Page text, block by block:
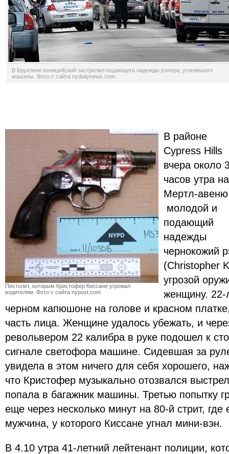
В Бруклине полицейский застрелил подающего надежды рэпера, угонявшего
машины. Фото с сайта nydailynews.com
Пистолет, которым Кристофер Киссане угрожал
водителям. Фото с сайта nypost.com
В районе
Cypress Hills
вчера около
часов утра на
Мертл-авеню
молодой и
подающий
надежды
чернокожий
(Christopher
угрозой
женщину. 22-
черном капюшоне на голове и красном
часть лица. Женщине удалось убежать, и
револьвером 22 калибра в руке подошел к
сигнале светофора машине. Сидевшая за
увидела в этом ничего для себя хорошего,
что Кристофер музыкально отозвался
попала в багажник машины. Третью попытку
еще через несколько минут на 80-й стрит, где
мужчина, у которого Киссане угнал мини-вэн.
В 4.10 утра 41-летний лейтенант полиции,